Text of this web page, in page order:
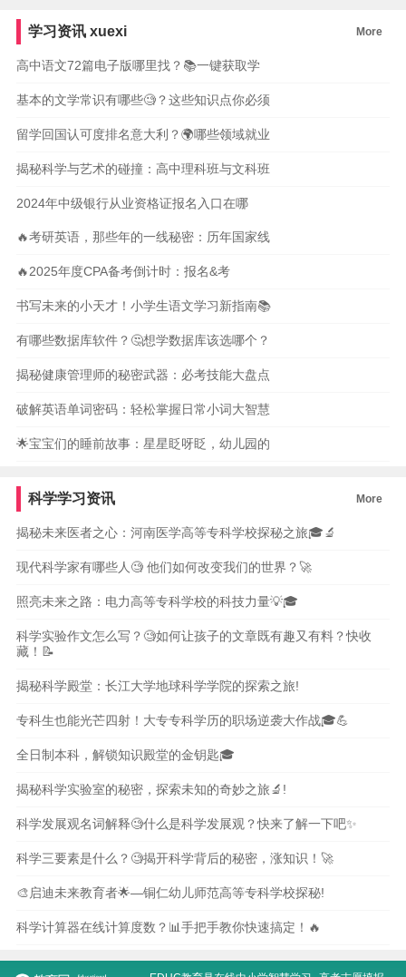
学习资讯 xuexi More
高中语文72篇电子版哪里找？📚一键获取学
基本的文学常识有哪些🧐？这些知识点你必须
留学回国认可度排名意大利？🌍哪些领域就业
揭秘科学与艺术的碰撞：高中理科班与文科班
2024年中级银行从业资格证报名入口在哪
🔥考研英语，那些年的一线秘密：历年国家线
🔥2025年度CPA备考倒计时：报名&考
书写未来的小天才！小学生语文学习新指南📚
有哪些数据库软件？🤔想学数据库该选哪个？
揭秘健康管理师的秘密武器：必考技能大盘点
破解英语单词密码：轻松掌握日常小词大智慧
🌟宝宝们的睡前故事：星星眨呀眨，幼儿园的
科学学习资讯 More
揭秘未来医者之心：河南医学高等专科学校探秘之旅🎓🔬
现代科学家有哪些人🧐 他们如何改变我们的世界？🚀
照亮未来之路：电力高等专科学校的科技力量💡🎓
科学实验作文怎么写？🧐如何让孩子的文章既有趣又有料？快收
藏！📝
揭秘科学殿堂：长江大学地球科学学院的探索之旅!
专科生也能光芒四射！大专专科学历的职场逆袭大作战🎓💪
全日制本科，解锁知识殿堂的金钥匙🎓
揭秘科学实验室的秘密，探索未知的奇妙之旅🔬!
科学发展观名词解释🧐什么是科学发展观？快来了解一下吧✨
科学三要素是什么？🧐揭开科学背后的秘密，涨知识！🚀
🎨启迪未来教育者🌟—铜仁幼儿师范高等专科学校探秘!
科学计算器在线计算度数？📊手把手教你快速搞定！🔥